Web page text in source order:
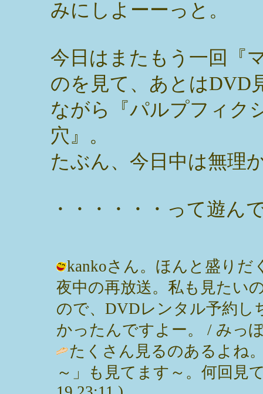
みにしよーーっと。
今日はまたもう一回『
のを見て、あとはDVD
ながら『パルプフィク
穴』。
たぶん、今日中は無理
・・・・・・って遊ん
kankoさん。ほんと盛りだ
夜中の再放送。私も見たい
ので、DVDレンタル予約し
かったんですよー。 / みっ
たくさん見るのあるよね
～」も見てます～。何回見